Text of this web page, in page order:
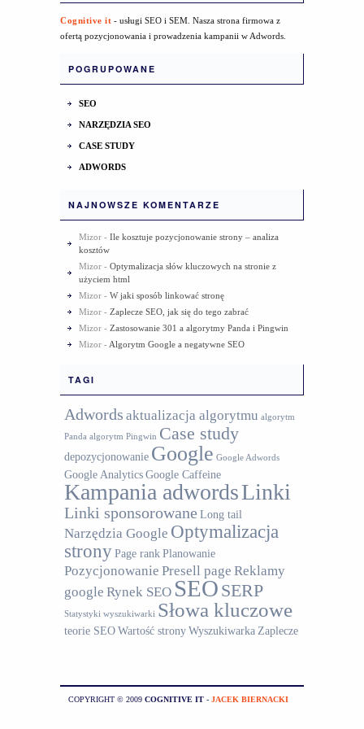
Cognitive it - usługi SEO i SEM. Nasza strona firmowa z
ofertą pozycjonowania i prowadzenia kampanii w Adwords.
POGRUPOWANE
SEO
NARZĘDZIA SEO
CASE STUDY
ADWORDS
NAJNOWSZE KOMENTARZE
Mizor - Ile kosztuje pozycjonowanie strony – analiza
kosztów
Mizor - Optymalizacja słów kluczowych na stronie z
użyciem html
Mizor - W jaki sposób linkować stronę
Mizor - Zaplecze SEO, jak się do tego zabrać
Mizor - Zastosowanie 301 a algorytmy Panda i Pingwin
Mizor - Algorytm Google a negatywne SEO
TAGI
Adwords aktualizacja algorytmu algorytm
Panda algorytm Pingwin Case study
depozycjonowanie Google Google Adwords
Google AnalyticsGoogle Caffeine
Kampania adwordsLinki
Linki sponsorowane Long tail
Narzędzia Google Optymalizacja
stronyPage rankPlanowanie
Pozycjonowanie Presell page Reklamy
google Rynek SEO SEO SERP
Statystyki wyszukiwarki Słowa kluczowe
teorie SEOWartość stronyWyszukiwarka Zaplecze
COPYRIGHT © 2009 COGNITIVE IT - JACEK BIERNACKI